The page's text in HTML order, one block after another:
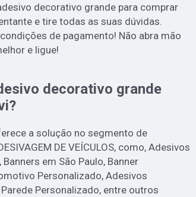
decorativo grande para comprar
e tire todas as suas dúvidas.
de pagamento! Não abra mão
e ligue!
decorativo grande
a solução no segmento de
DE VEÍCULOS, como, Adesivos
em São Paulo, Banner
Personalizado, Adesivos
Personalizado, entre outros